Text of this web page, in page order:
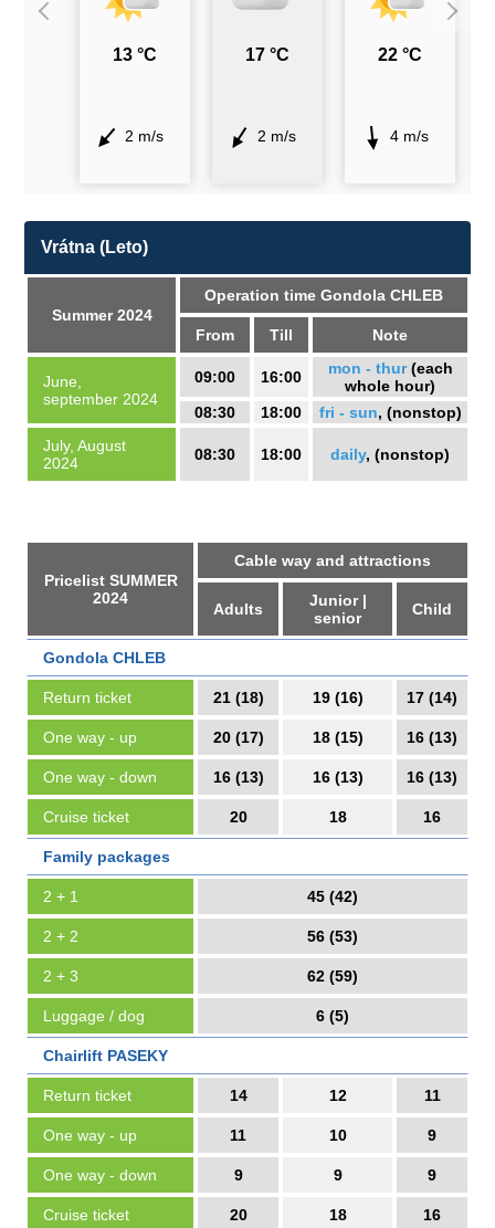
13 °C
2 m/s
17 °C
2 m/s
22 °C
4 m/s
Vrátna (Leto)
Summer 2024
Operation time Gondola CHLEB
From Till Note
June,
september 2024
09:00 16:00 mon - thur(each
whole hour)
08:30
18:00 fri - sun, (nonstop)
July, August
2024
08:30 18:00 daily, (nonstop)
Pricelist SUMMER
2024
Cable way and attractions
Adults
Junior |
senior
Child
Gondola CHLEB
Return ticket 21 (18) 19 (16) 17 (14)
One way - up 20 (17) 18 (15) 16 (13)
One way - down 16 (13) 16 (13) 16 (13)
Cruise ticket 20 18 16
Family packages
2 + 1 45 (42)
2 + 2 56 (53)
2 + 3 62 (59)
Luggage / dog 6 (5)
Chairlift PASEKY
Return ticket 14 12 11
One way - up 11 10 9
One way - down 9 9 9
Cruise ticket 20 18 16